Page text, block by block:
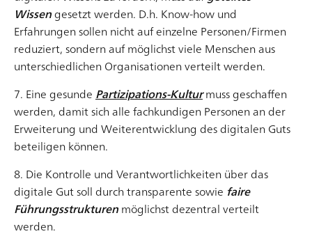
erfolgreich zu sein. Ein Kompromiss zwischen
Fortschritt und Bekanntem, Zukunft und Gegenwart,
der einem Produkt genügend innovative Strahlkraft
verleih
Artikel lesen
Digitales Handwerk – Empathie und
Menschenkenntnis im User Experience Design
Empathie wird nicht erst seit gestern als eine
Wissengesetzt werden. D.h. Know-how und
Erfahrungen sollen nicht auf einzelne Personen/Firmen
reduziert, sondern auf möglichst viele Menschen aus
unterschiedlichen Organisationen verteilt werden.
7. Eine gesundePartizipations-Kulturmuss geschaffen
werden, damit sich alle fachkundigen Personen an der
Erweiterung und Weiterentwicklung des digitalen Guts
beteiligen können.
8. Die Kontrolle und Verantwortlichkeiten über das
digitale Gut soll durch transparente sowie faire
Führungsstrukturenmöglichst dezentral verteilt
werden.